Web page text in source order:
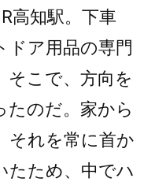
高知駅。下車
ドア用品の専門
そこで、方向を
たのだ。家から
それを常に首か
たため、中でハ